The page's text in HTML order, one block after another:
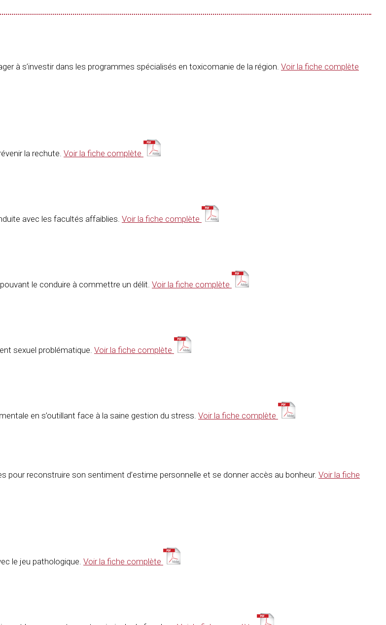
à s’investir dans les programmes spécialisés en toxicomanie de la région. Voir la fiche complète
la rechute. Voir la fiche complète
avec les facultés affaiblies. Voir la fiche complète
le conduire à commettre un délit. Voir la fiche complète
sexuel problématique. Voir la fiche complète
en s’outillant face à la saine gestion du stress. Voir la fiche complète
pour reconstruire son sentiment d’estime personnelle et se donner accès au bonheur. Voir la fiche
le jeu pathologique. Voir la fiche complète